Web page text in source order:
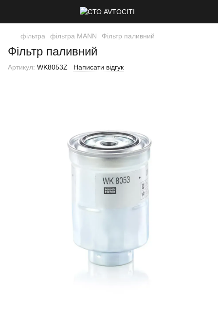
фільтра фільтра MANN Фільтр паливний
Фільтр паливний
Артикул: WK8053Z Написати відгук